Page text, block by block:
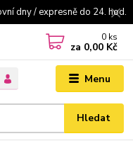
dny / expresně do 24. hod.
Menu
Hledat
0 ks
za 0,00 Kč